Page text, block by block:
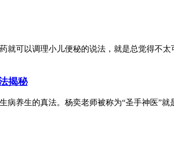
就可以调理小儿便秘的说法，就是总觉得不
揭秘
病养生的真法。杨奕老师被称为“圣手神医”